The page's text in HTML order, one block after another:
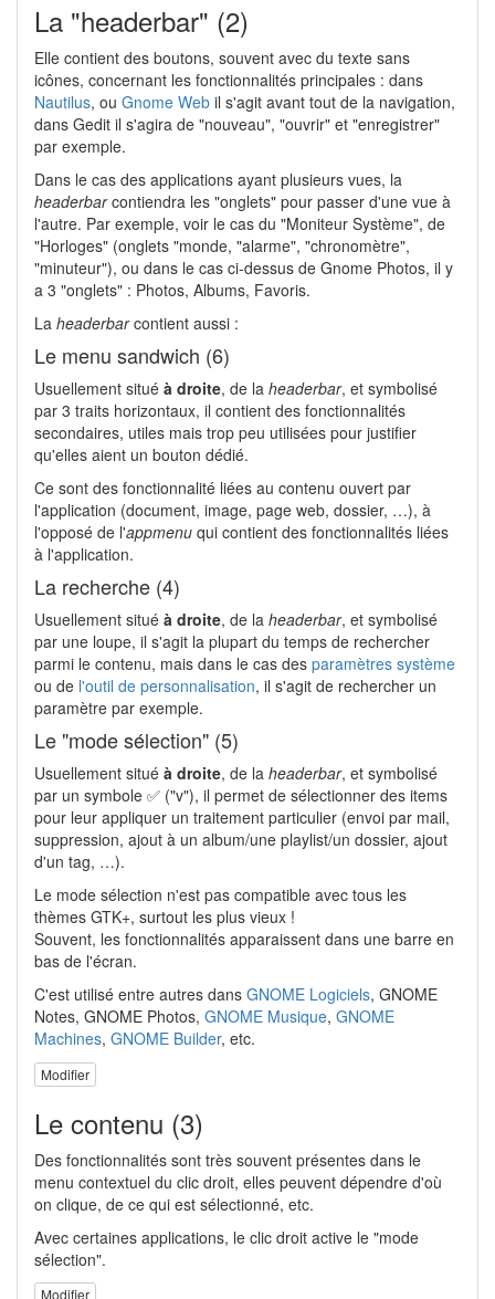
La "headerbar" (2)
Elle contient des boutons, souvent avec du texte sans
icônes, concernant les fonctionnalités principales : dans
Nautilus, ou Gnome Web il s'agit avant tout de la navigation,
dans Gedit il s'agira de "nouveau", "ouvrir" et "enregistrer"
par exemple.
Dans le cas des applications ayant plusieurs vues, la
headerbarcontiendra les "onglets" pour passer d'une vue à
l'autre. Par exemple, voir le cas du "Moniteur Système", de
"Horloges" (onglets "monde, "alarme", "chronomètre",
"minuteur"), ou dans le cas ci-dessus de Gnome Photos, il y
a 3 "onglets" : Photos, Albums, Favoris.
La headerbarcontient aussi :
Le menu sandwich (6)
Usuellement situé à droite, de la headerbar, et symbolisé
par 3 traits horizontaux, il contient des fonctionnalités
secondaires, utiles mais trop peu utilisées pour justifier
qu'elles aient un bouton dédié.
Ce sont des fonctionnalité liées au contenu ouvert par
l'application (document, image, page web, dossier, …), à
l'opposé de l'appmenu qui contient des fonctionnalités liées
à l'application.
La recherche (4)
Usuellement situé à droite, de la headerbar, et symbolisé
par une loupe, il s'agit la plupart du temps de rechercher
parmi le contenu, mais dans le cas des paramètres système
ou de l'outil de personnalisation, il s'agit de rechercher un
paramètre par exemple.
Le "mode sélection" (5)
Usuellement situé à droite, de la headerbar, et symbolisé
par un symbole ✅ ("v"), il permet de sélectionner des items
pour leur appliquer un traitement particulier (envoi par mail,
suppression, ajout à un album/une playlist/un dossier, ajout
d'un tag, …).
Le mode sélection n'est pas compatible avec tous les
thèmes GTK+, surtout les plus vieux !
Souvent, les fonctionnalités apparaissent dans une barre en
bas de l'écran.
C'est utilisé entre autres dans GNOME Logiciels, GNOME
Notes, GNOME Photos, GNOME Musique, GNOME
Machines, GNOME Builder, etc.
Modifier
Le contenu (3)
Des fonctionnalités sont très souvent présentes dans le
menu contextuel du clic droit, elles peuvent dépendre d'où
on clique, de ce qui est sélectionné, etc.
Avec certaines applications, le clic droit active le "mode
sélection".
Modifier